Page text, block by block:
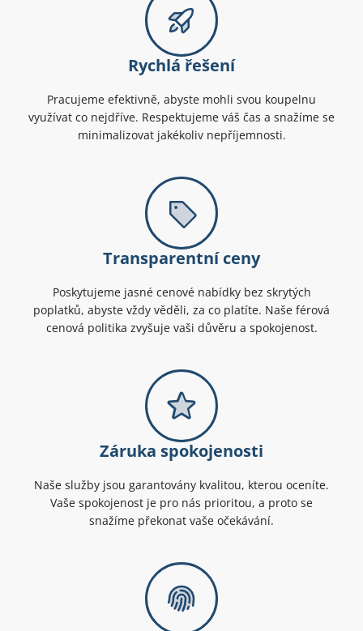
Rychlá řešení
Pracujeme efektivně, abyste mohli svou koupelnu
využívat co nejdříve. Respektujeme váš čas a snažíme se
minimalizovat jakékoliv nepříjemnosti.
Transparentní ceny
Poskytujeme jasné cenové nabídky bez skrytých
poplatků, abyste vždy věděli, za co platíte. Naše férová
cenová politika zvyšuje vaši důvěru a spokojenost.
Záruka spokojenosti
Naše služby jsou garantovány kvalitou, kterou oceníte.
Vaše spokojenost je pro nás prioritou, a proto se
snažíme překonat vaše očekávání.